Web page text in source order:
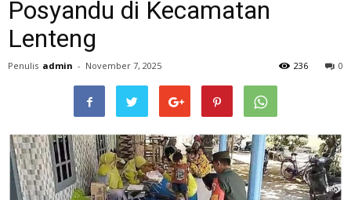
Posyandu di Kecamatan
Lenteng
Penulis admin - November 7, 2025 0
236